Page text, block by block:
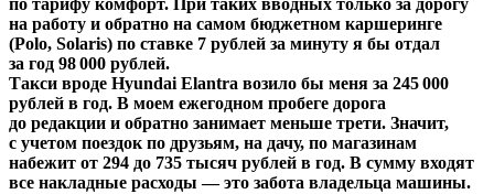
по тарифу комфорт. При таких вводных только за дорогу
на работу и обратно на самом бюджетном каршеринге
(Polo, Solaris) по ставке 7 рублей за минуту я бы отдал
за год 98 000 рублей.
Такси вроде Hyundai Elantra возило бы меня за 245 000
рублей в год. В моем ежегодном пробеге дорога
до редакции и обратно занимает меньше трети. Значит,
с учетом поездок по друзьям, на дачу, по магазинам
набежит от 294 до 735 тысяч рублей в год. В сумму входят
все накладные расходы — это забота владельца машины.